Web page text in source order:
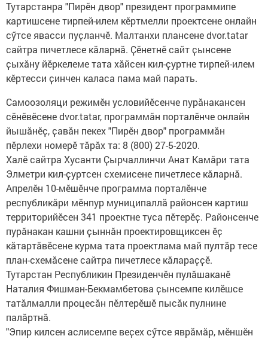
Тутарстанра "Пирӗн двор" президент программипе
картишсене тирпей-илем кӗртмелли проектсене онлайн
сӳтсе явасси пуҫланчӗ. Малтанхи плансене dvor.tatar
сайтра пичетлесе кӑларнӑ. Ҫӗнетнӗ сайт ҫынсене
ҫыхӑну йӗркелеме тата хӑйсен кил-ҫуртне тирпей-илем
кӗртесси ҫинчен каласа пама май парать.
Самоозоляци режимӗн условийӗсенче пурӑнакансен
сӗнӗвӗсене dvor.tatar, программӑн порталӗнче онлайн
йышӑнӗҫ, ҫавӑн пекех "Пирӗн двор" программӑн
пӗрлехи номерӗ тӑрӑх та: 8 (800) 27-5-2020.
Халӗ сайтра Хусанти Ҫырчаллинчи Анат Камӑри тата
Элметри кил-ҫуртсен схемисене пичетлесе кӑларнӑ.
Апрелӗн 10-мӗшӗнче программа порталӗнче
республикӑри мӗнпур муниципаллӑ районсен картиш
территорийӗсен 341 проектне туса пӗтерӗҫ. Районсенче
пурӑнакан кашни ҫыннӑн проектировщиксен ӗҫ
кӑтартӑвӗсене курма тата проектлама май пултӑр тесе
план-схемӑсене сайтра пичетлесе кӑлараҫҫӗ.
Тутарстан Республикин Президенчӗн пулӑшаканӗ
Наталия Фишман-Бекмамбетова ҫынсемпе килӗшсе
татӑлмалли процесӑн пӗлтерӗшӗ пысӑк пулнине
палӑртнӑ.
"Эпир килсен аслисемпе веҫех сӳтсе яврӑмӑр, мӗншӗн